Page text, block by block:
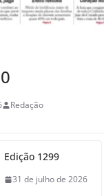
Redação
Edição 1299
31 de julho de 2026